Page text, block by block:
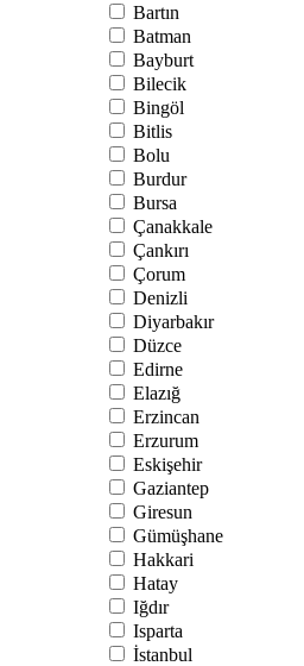
Bartın
Batman
Bayburt
Bilecik
Bingöl
Bitlis
Bolu
Burdur
Bursa
Çanakkale
Çankırı
Çorum
Denizli
Diyarbakır
Düzce
Edirne
Elazığ
Erzincan
Erzurum
Eskişehir
Gaziantep
Giresun
Gümüşhane
Hakkari
Hatay
Iğdır
Isparta
İstanbul